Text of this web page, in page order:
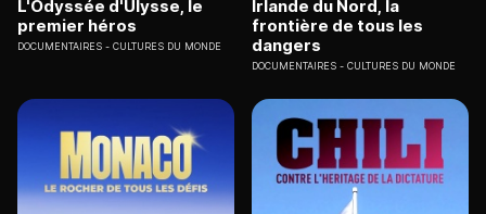
L'Odyssée d'Ulysse, le
premier héros
DOCUMENTAIRES CULTURES DU MONDE
Irlande du Nord, la
frontière de tous les
dangers
DOCUMENTAIRES CULTURES DU MONDE